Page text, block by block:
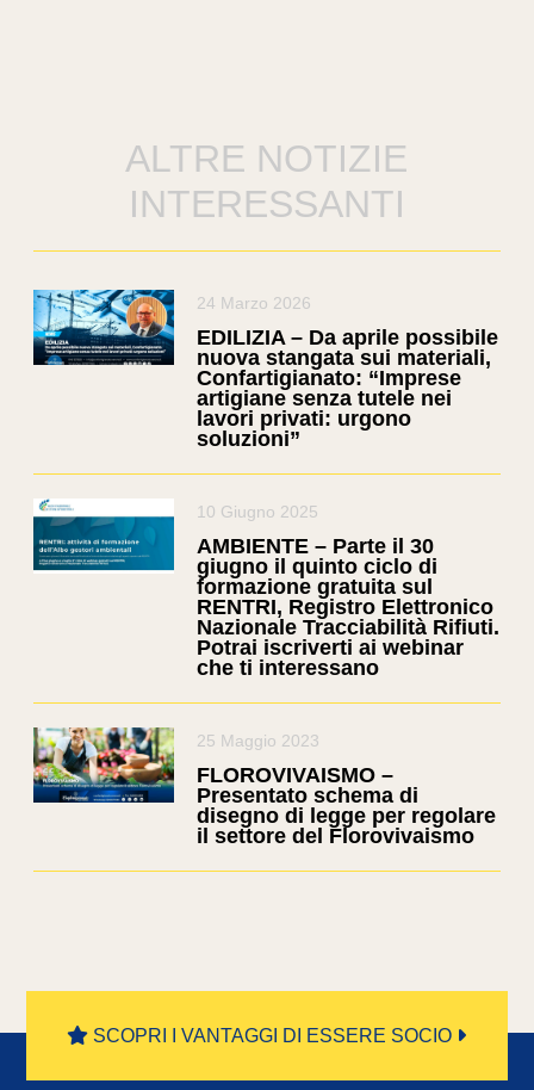
ALTRE NOTIZIE
INTERESSANTI
24 Marzo 2026
EDILIZIA – Da aprile possibile
nuova stangata sui materiali,
Confartigianato: “Imprese
artigiane senza tutele nei
lavori privati: urgono
soluzioni”
10 Giugno 2025
AMBIENTE – Parte il 30
giugno il quinto ciclo di
formazione gratuita sul
RENTRI, Registro Elettronico
Nazionale Tracciabilità Rifiuti.
Potrai iscriverti ai webinar
che ti interessano
25 Maggio 2023
FLOROVIVAISMO –
Presentato schema di
disegno di legge per regolare
il settore del Florovivaismo
SCOPRI I VANTAGGI DI ESSERE SOCIO